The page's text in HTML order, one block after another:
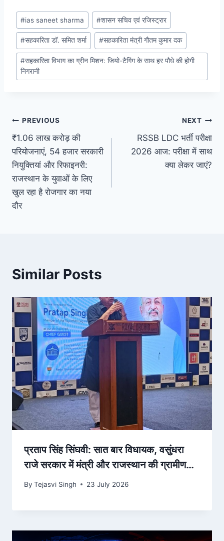
Post
Tags:
#ias saneet sharma #शासन सचिव एवं रजिस्ट्रार
#सहकारिता डॉ. समित शर्मा #सहकारिता मंत्री गौतम कुमार दक
#सहकारिता विभाग का ग्रीन मिशन: जियो-टैगिंग के साथ हर पौधे की होगी
निगरानी
Post
navigation
PREVIOUS
₹1.06 लाख करोड़ की
परियोजनाएं, 54 हजार सरकारी
नियुक्तियां और रिफाइनरी:
राजस्थान के युवाओं के लिए
खुल रहा है रोजगार का नया
दौर
NEXT
RSSB LDC भर्ती परीक्षा
2026 आज: परीक्षा में साथ
क्या लेकर जाएं?
Similar Posts
प्रताप सिंह सिंघवी: सात बार विधायक, वसुंधरा
राजे सरकार में मंत्री और राजस्थान की ग्रामीण
राजनीति के अनुभवी चेहरों में एक
By Tejasvi Singh 23 July 2026